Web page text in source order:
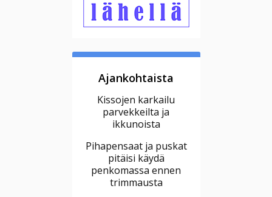
Ajankohtaista
Kissojen karkailu
parvekkeilta ja
ikkunoista
Pihapensaat ja puskat
pitäisi käydä
penkomassa ennen
trimmausta